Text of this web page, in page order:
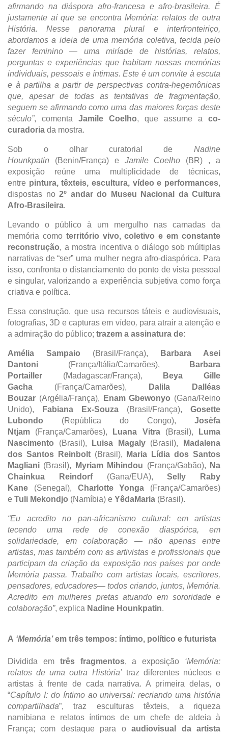
afirmando na diáspora afro-francesa e afro-brasileira. É
justamente aí que se encontra Memória: relatos de outra
História. Nesse panorama plural e interfronteiriço,
abordamos a ideia de uma memória coletiva, tecida pelo
fazer feminino — uma miríade de histórias, relatos,
perguntas e experiências que habitam nossas memórias
individuais, pessoais e íntimas. Este é um convite à escuta
e à partilha a partir de perspectivas contra-hegemônicas
que, apesar de todas as tentativas de fragmentação,
seguem se afirmando como uma das maiores forças deste
século”, comenta Jamile Coelho, que assume a co-
curadoria da mostra.
Sob o olhar curatorial de Nadine
Hounkpatin
(Benin/França) e Jamile Coelho
(BR) , a
exposição reúne uma multiplicidade de técnicas,
entre pintura, têxteis, escultura, vídeo e performances,
dispostas no 2º andar do Museu Nacional da Cultura
Afro-Brasileira.
Levando o público à um mergulho nas camadas da
memória como território vivo, coletivo e em constante
reconstrução, a mostra incentiva o diálogo sob múltiplas
narrativas de “ser” uma mulher negra afro-diaspórica. Para
isso, confronta o distanciamento do ponto de vista pessoal
e singular, valorizando a experiência subjetiva como força
criativa e política.
Essa construção, que usa recursos táteis e audiovisuais,
fotografias, 3D e capturas em vídeo, para atrair a atenção e
a admiração do público; trazem a assinatura de:
Amélia Sampaio (Brasil/França),
Barbara Asei
Dantoni (França/Itália/Camarões),
Barbara
Portailler (Madagascar/França),
Beya Gille
Gacha (França/Camarões),
Dalila Dalléas
Bouzar (Argélia/França), Enam Gbewonyo (Gana/Reino
Unido),
Fabiana Ex-Souza (Brasil/França), Gosette
Lubondo (República do Congo), Josèfa
Ntjam (França/Camarões), Luana Vitra(Brasil),
Luma
Nascimento (Brasil), Luisa Magaly(Brasil),
Madalena
dos Santos Reinbolt(Brasil),
Maria Lídia dos Santos
Magliani (Brasil), Myriam Mihindou (França/Gabão),
Na
Chainkua Reindorf(Gana/EUA),Selly Raby
Kane (Senegal), Charlotte Yonga (França/Camarões)
e Tuli Mekondjo (Namíbia) e YêdaMaria (Brasil).
“Eu acredito no pan-africanismo cultural: em artistas
tecendo uma rede de conexão diaspórica, em
solidariedade, em colaboração — não apenas entre
artistas, mas também com as artivistas e profissionais que
participam da criação da exposição nos países por onde
Memória passa. Trabalho com artistas locais, escritores,
pensadores, educadores— todos criando, juntos, Memória.
Acredito em mulheres pretas atuando em sororidade e
colaboração”, explica Nadine Hounkpatin.
A ‘Memória’em três tempos: íntimo, político e futurista
Dividida em três fragmentos, a exposição ‘Memória:
relatos de uma outra História’ traz diferentes núcleos e
artistas à frente de cada narrativa. A primeira delas, o
“Capítulo I: do íntimo ao universal: recriando uma história
compartilhada”, traz esculturas têxteis, a riqueza
namibiana e relatos íntimos de um chefe de aldeia à
França; com destaque para oaudiovisual da artista